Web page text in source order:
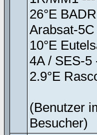
26°E
Arabsat-
10°E
4A / SES-5
2.9°E
(Benutzer
Besucher)